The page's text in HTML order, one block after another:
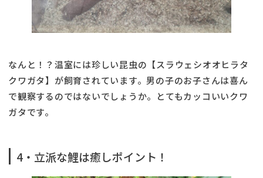
なんと！？温室には珍しい昆虫の【スラウェシオオヒラタ
クワガタ】が飼育されています。男の子のお子さんは喜ん
で観察するのではないでしょうか。とてもカッコいいクワ
ガタです。
4・立派な鯉は癒しポイント！